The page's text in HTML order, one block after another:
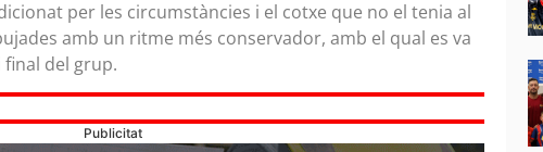
per les circumstàncies i el cotxe que no el tenia al
amb un ritme més conservador, amb el qual es va
del grup.
Publicitat